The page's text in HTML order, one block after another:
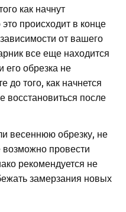
как начнут
происходит в конце
от вашего
все еще находится
его обрезка не
до того, как начнется
восстановиться после
весеннюю обрезку, не
провести
рекомендуется не
замерзания новых